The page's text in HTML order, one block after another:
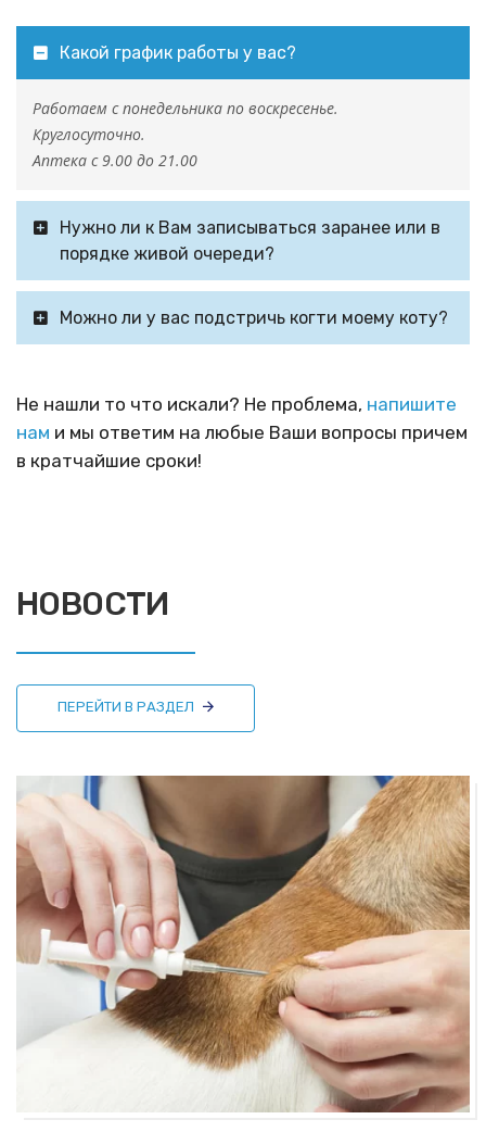
Какой график работы у вас?
Работаем с понедельника по воскресенье.
Круглосуточно.
Аптека с 9.00 до 21.00
Нужно ли к Вам записываться заранее или в
порядке живой очереди?
Можно ли у вас подстричь когти моему коту?
Не нашли то что искали? Не проблема, напишите
нам и мы ответим на любые Ваши вопросы причем
в кратчайшие сроки!
НОВОСТИ
ПЕРЕЙТИ В РАЗДЕЛ